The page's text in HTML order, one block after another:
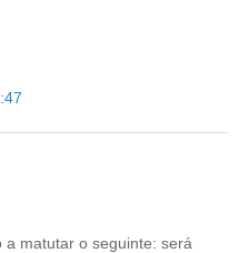
a matutar o seguinte: será